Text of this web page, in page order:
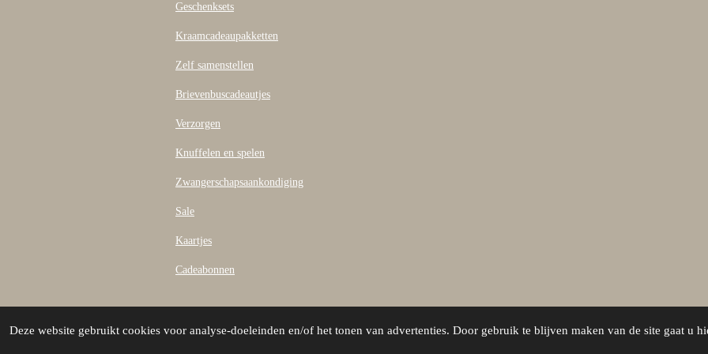
Deze website gebruikt cookies voor analyse-doeleinden en/of het tonen van advertenties. Door gebruik te blijven maken van de site gaat u
b
o
Geschenksets
Kraamcadeaupakketten
Zelf samenstellen
Brievenbuscadeautjes
Verzorgen
Knuffelen en spelen
Zwangerschapsaankondiging
Sale
Kaartjes
Cadeabonnen